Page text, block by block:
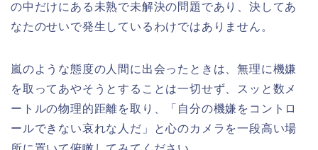
の中だけにある未熟で未解決の問題であり、決してあ
なたのせいで発生しているわけではありません。
嵐のような態度の人間に出会ったときは、無理に機嫌
を取ってあやそうとすることは一切せず、スッと数メ
ートルの物理的距離を取り、「自分の機嫌をコントロ
ールできない哀れな人だ」と心のカメラを一段高い場